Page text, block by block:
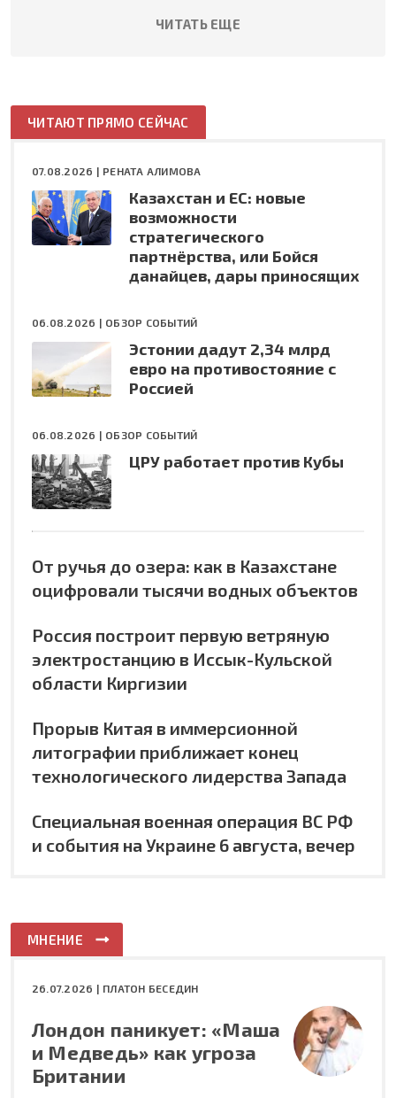
ЧИТАТЬ ЕЩЕ
ЧИТАЮТ ПРЯМО СЕЙЧАС
07.08.2026 | РЕНАТА АЛИМОВА
Казахстан и ЕС: новые
возможности
стратегического
партнёрства, или Бойся
данайцев, дары приносящих
06.08.2026 | ОБЗОР СОБЫТИЙ
Эстонии дадут 2,34 млрд
евро на противостояние с
Россией
06.08.2026 | ОБЗОР СОБЫТИЙ
ЦРУ работает против Кубы
От ручья до озера: как в Казахстане
оцифровали тысячи водных объектов
Россия построит первую ветряную
электростанцию в Иссык-Кульской
области Киргизии
Прорыв Китая в иммерсионной
литографии приближает конец
технологического лидерства Запада
Специальная военная операция ВС РФ
и события на Украине 6 августа, вечер
МНЕНИЕ
26.07.2026 | ПЛАТОН БЕСЕДИН
Лондон паникует: «Маша
и Медведь» как угроза
Британии